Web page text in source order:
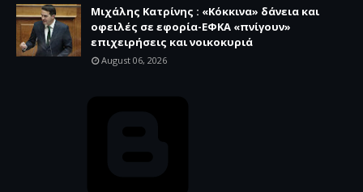
Μιχάλης Κατρίνης : «Κόκκινα» δάνεια και
οφειλές σε εφορία-ΕΦΚΑ «πνίγουν»
επιχειρήσεις και νοικοκυριά
August 06, 2026